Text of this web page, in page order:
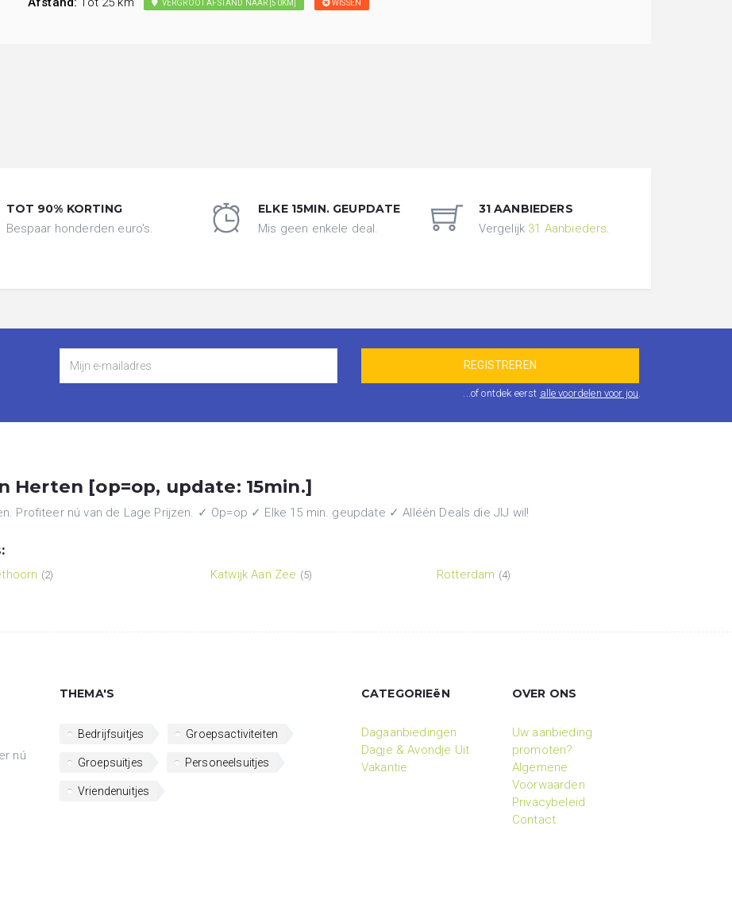
VERGROOT AFSTAND NAAR [50KM] WISSEN
TOT 90% KORTING
Bespaar honderden euro's.
ELKE 15MIN. GEUPDATE
Mis geen enkele deal.
31 AANBIEDERS
Vergelijk 31 Aanbieders
...of ontdek eerst alle voordelen voor jou
Herten [op=op, update: 15min.]
Profiteer nú van de Lage Prijzen. ✓ Op=op ✓ Elke 15 min. geupdate ✓ Alléén Deals die JIJ wil!
(2) Katwijk Aan Zee (5) Rotterdam (4)
nú
THEMA'S
Bedrijfsuitjes Groepsactiviteiten
Groepsuitjes Personeelsuitjes
Vriendenuitjes
CATEGORIEëN
Dagaanbiedingen
Dagje & Avondje Uit
Vakantie
OVER ONS
Uw aanbieding
promoten?
Algemene
Voorwaarden
Privacybeleid
Contact